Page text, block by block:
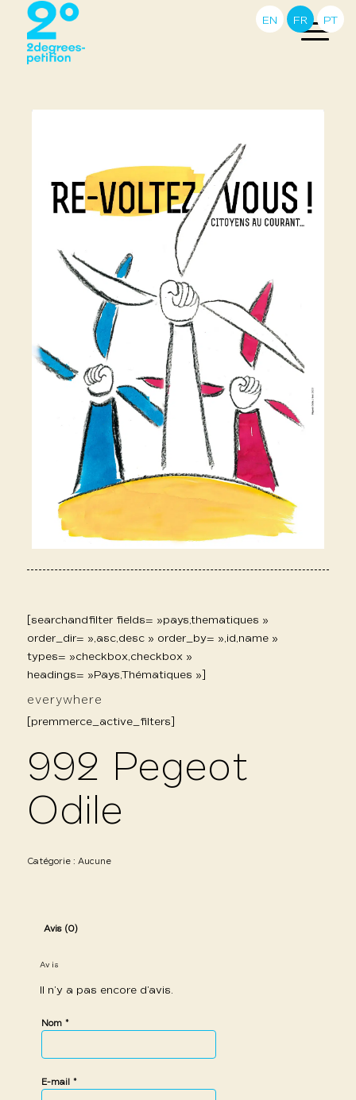
[searchandfilter fields= »pays,thematiques »
order_dir= »,asc,desc » order_by= »,id,name »
types= »checkbox,checkbox »
headings= »Pays,Thématiques »]
everywhere
[premmerce_active_filters]
992 Pegeot
Odile
Catégorie : Aucune
Avis (0)
Avis
Il n’y a pas encore d’avis.
Nom *
E-mail *
EN FR PT